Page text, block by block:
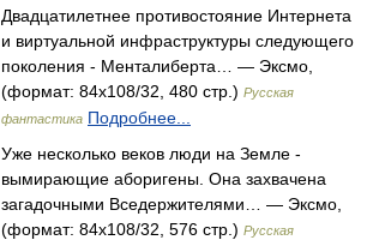
Двадцатилетнее противостояние Интернета
и виртуальной инфраструктуры следующего
поколения - Менталиберта… — Эксмо,
(формат: 84x108/32, 480 стр.) Русская
фантастика Подробнее...
Уже несколько веков люди на Земле -
вымирающие аборигены. Она за­хвачена
загадочными Вседержителями… — Эксмо,
(формат: 84x108/32, 576 стр.) Русская